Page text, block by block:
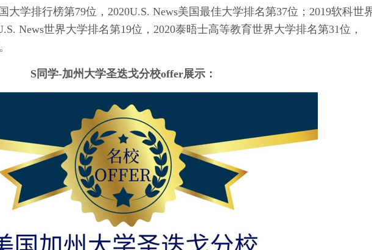
大学排行榜第79位，2020U.S. News美国最佳大学排名第37位；2019软科世
News世界大学排名第19位，2020泰晤士高等教育世界大学排名第31位，
S同学-加州大学圣迭戈分校offer展示：